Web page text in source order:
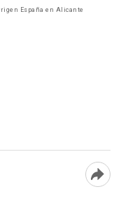
España en Alicante